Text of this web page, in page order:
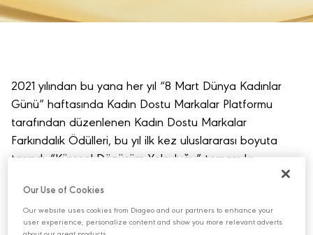
2021 yılından bu yana her yıl “8 Mart Dünya Kadınlar
Günü” haftasında Kadın Dostu Markalar Platformu
tarafından düzenlenen Kadın Dostu Markalar
Farkındalık Ödülleri, bu yıl ilk kez uluslararası boyuta
taşındı. “Küresel Dönüşüm Yolculuğu” temasıyla
konusunda fark yaratan markaları onurlandırdı.
Kadın haklarını savunan, kadın gücünü destekleyen ve
Our Use of Cookies
Our website uses cookies from Diageo and our partners to enhance your
user experience, personalize content and show you more relevant adverts